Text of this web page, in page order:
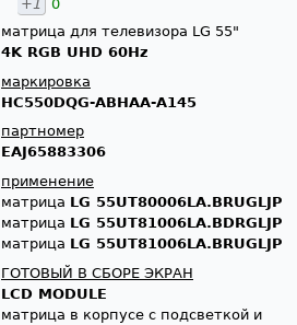
+1
0
матрица для телевизора LG 55"
4K RGB UHD 60Hz
маркировка
HC550DQG-ABHAA-A145
партномер
EAJ65883306
применение
матрица LG 55UT80006LA.BRUGLJP
матрица LG 55UT81006LA.BDRGLJP
матрица LG 55UT81006LA.BRUGLJP
ГОТОВЫЙ В СБОРЕ ЭКРАН
LCD MODULE
матрица в корпусе с подсветкой и